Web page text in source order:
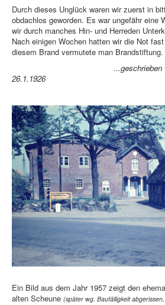
Durch dieses Unglück waren wir zuerst in
obdachlos geworden. Es war ungefähr eine
wir durch manches Hin- und Herreden
Nach einigen Wochen hatten wir die Not
diesem Brand vermutete man Brandstiftung.
...geschrieben von
26.1.1926
Ein Bild aus dem Jahr 1957 zeigt den
alten Scheune (später wg. Baufälligkeit